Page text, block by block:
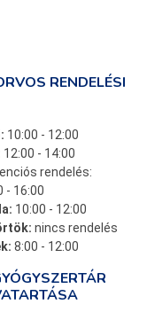
RENDELÉSI
10:00 - 12:00
12:00 - 14:00
rendelés:
16:00
10:00 - 12:00
nincs rendelés
8:00 - 12:00